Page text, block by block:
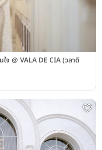
จ @ VALA DE CIA (วลาดิ